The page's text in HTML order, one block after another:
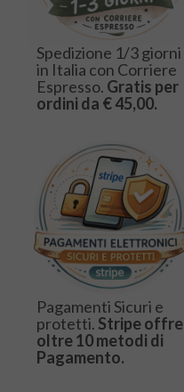
Spedizione 1/3 giorni
in Italia con Corriere
Espresso. Gratis per
ordini da € 45,00.
Pagamenti Sicuri e
protetti. Stripe offre
oltre 10 metodi di
Pagamento.